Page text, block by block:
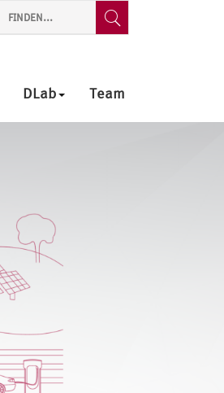
DLab Team